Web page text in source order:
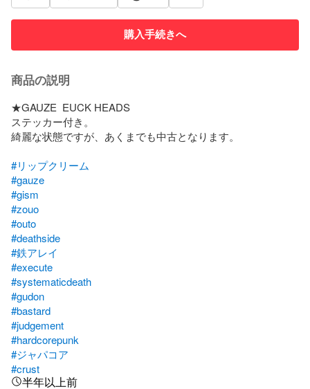
購入手続きへ
商品の説明
★GAUZE  EUCK HEADS
ステッカー付き。
綺麗な状態ですが、あくまでも中古となります。
#リップクリーム
#gauze
#gism
#zouo
#outo
#deathside
#鉄アレイ
#execute
#systematicdeath
#gudon
#bastard
#judgement
#hardcorepunk
#ジャパコア
#crust
半年以上前